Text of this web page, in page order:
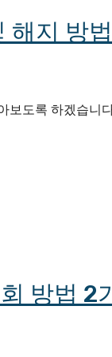
해지 방법
도록 하겠습
방법 2